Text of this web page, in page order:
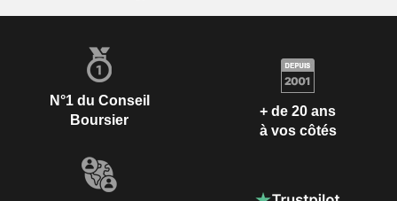
N°1 du Conseil
Boursier
+ de 20 ans
à vos côtés